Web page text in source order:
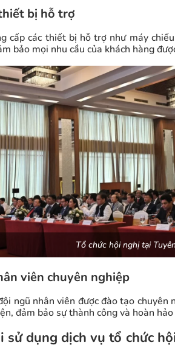
bị hỗ trợ
cấp các thiết bị hỗ trợ như máy
bảo mọi nhu cầu của khách hàng
Tổ chức hội nghị tại
viên chuyên nghiệp
ngũ nhân viên được đào tạo
đảm bảo sự thành công và hoàn
sử dụng dịch vụ tổ chức